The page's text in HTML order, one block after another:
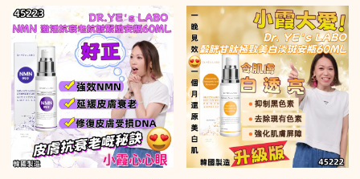
20260802A(45225.)】
20260802A(45224.)】